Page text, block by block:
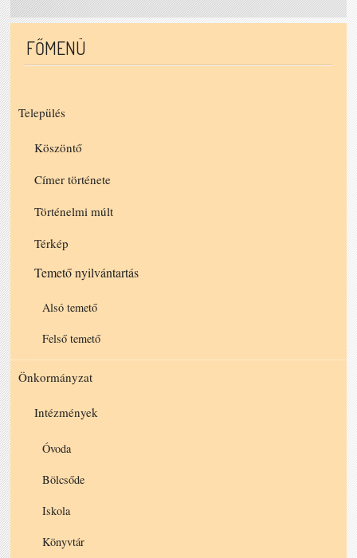
FŐMENÜ
Település
Köszöntő
Címer története
Történelmi múlt
Térkép
Temető nyilvántartás
Alsó temető
Felső temető
Önkormányzat
Intézmények
Óvoda
Bölcsőde
Iskola
Könyvtár